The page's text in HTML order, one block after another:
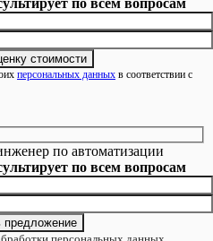
персональных данных в соответствии с
по автоматизации
по всем вопросам